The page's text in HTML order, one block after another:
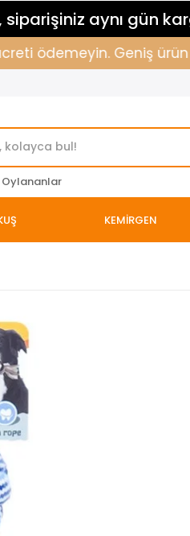
siparişiniz aynı gün
ödemeyin. Geniş ürün
Oylananlar
KEMİRGEN